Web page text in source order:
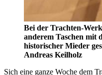
Bei der Trachten-
anderem Taschen mit
historischer Mieder
Andreas Keilholz
Sich eine ganze Woche dem